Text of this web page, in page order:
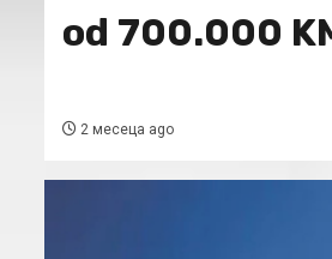
od 700.000
2 месеца ago